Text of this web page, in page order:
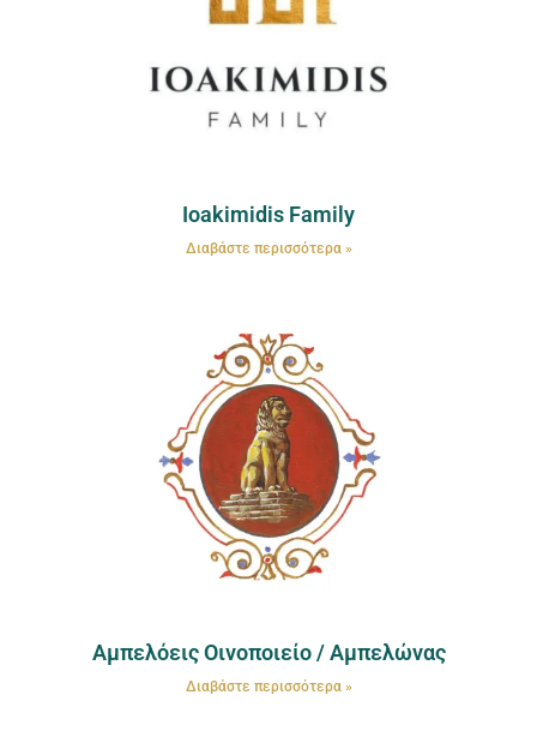
Ioakimidis Family
Διαβάστε περισσότερα »
Αμπελόεις Οινοποιείο / Αμπελώνας
Διαβάστε περισσότερα »